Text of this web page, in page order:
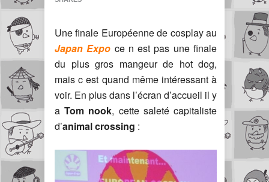
Une finale Européenne de cosplay au
Japan Expo ce n est pas une finale
du plus gros mangeur de hot dog,
mais c est quand même intéressant à
voir. En plus dans l’écran d’accueil il y
aTom nook, cette saleté capitaliste
d’animal crossing :